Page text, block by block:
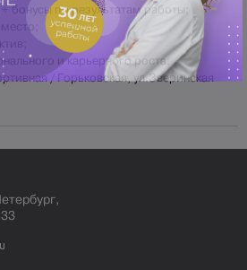
+ бонусы по результатам работы;
и карьерного роста;
/ Горьковская‚ ул.Зверинская